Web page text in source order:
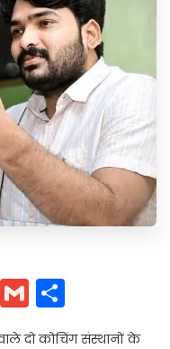
EmailGmail
वाले दो कोचिंग संस्थानों के